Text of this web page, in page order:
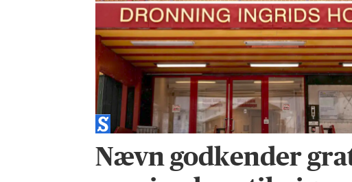
Nævn godkender